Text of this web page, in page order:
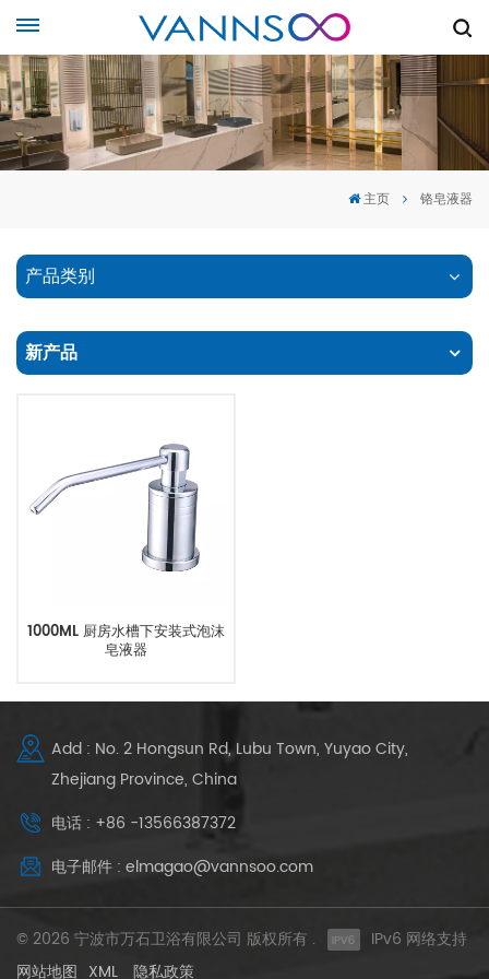
主页 铬皂液器
产品类别
新产品
1000ML 厨房水槽下安装式泡沫
皂液器
Add : No. 2 Hongsun Rd, Lubu Town, Yuyao City,
Zhejiang Province, China
电话 : +86 -13566387372
电子邮件 : elmagao@vannsoo.com
© 2026 宁波市万石卫浴有限公司 版权所有 .
IPv6 网络支持
网站地图 XML 隐私政策